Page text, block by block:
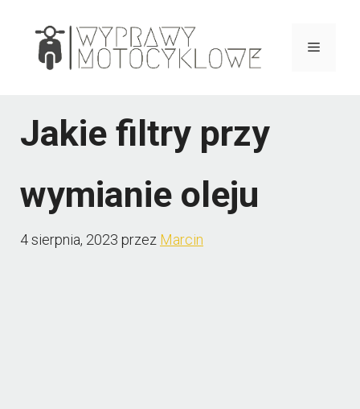
Menu
Jakie filtry przy
wymianie oleju
4 sierpnia, 2023 przez Marcin